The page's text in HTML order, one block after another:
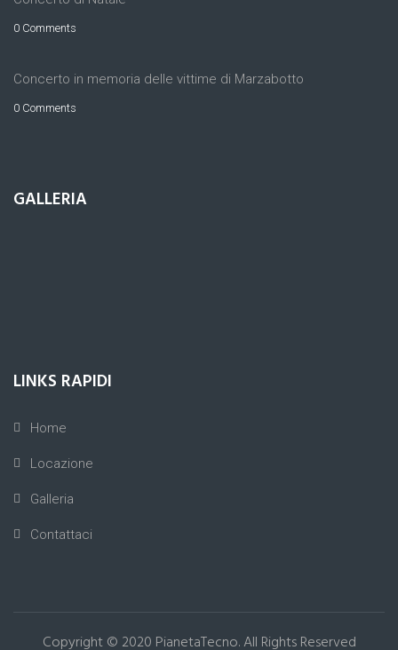
0 Comments
Concerto in memoria delle vittime di Marzabotto
0 Comments
GALLERIA
LINKS RAPIDI
Home
Locazione
Galleria
Contattaci
Copyright © 2020 PianetaTecno. All Rights Reserved